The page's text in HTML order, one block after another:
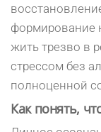
формирование
жить трезво в
стрессом без
полноценной
Как понять,